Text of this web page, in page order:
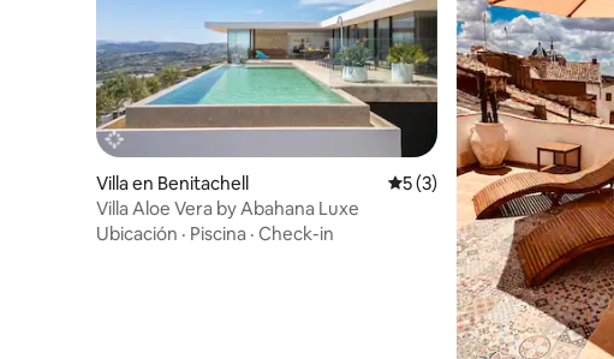
Villa en Benitachell Calificación promedio: 5 de
5 (3)
Villa Aloe Vera by Abahana Luxe
Ubicación · Piscina · Check-in